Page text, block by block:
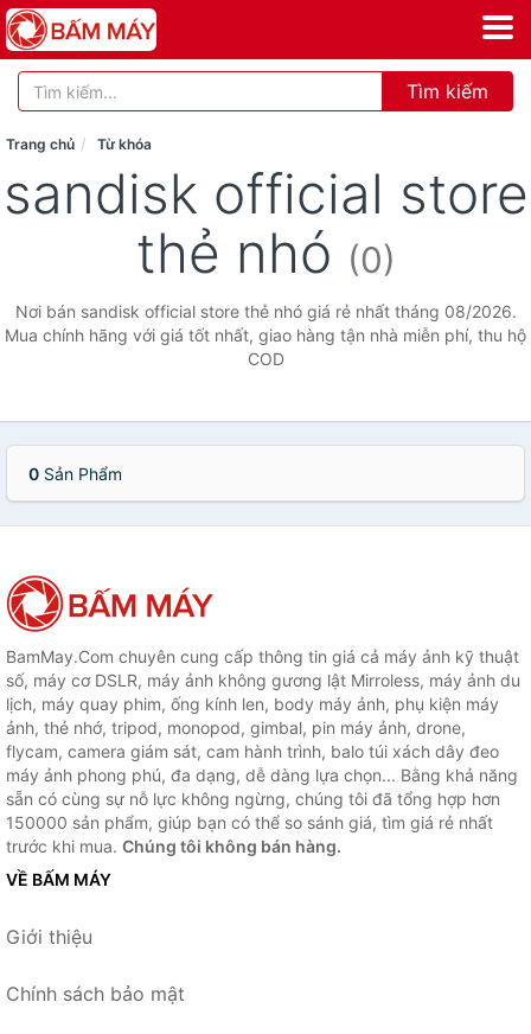
Tìm kiếm
Trang chủ Từ khóa
sandisk official store
thẻ nhó (0)
Nơi bán sandisk official store thẻ nhó giá rẻ nhất tháng 08/2026.
Mua chính hãng với giá tốt nhất, giao hàng tận nhà miễn phí, thu hộ
COD
0 Sản Phẩm
BamMay.Com chuyên cung cấp thông tin giá cả máy ảnh kỹ thuật
số, máy cơ DSLR, máy ảnh không gương lật Mirroless, máy ảnh du
lịch, máy quay phim, ống kính len, body máy ảnh, phụ kiện máy
ảnh, thẻ nhớ, tripod, monopod, gimbal, pin máy ảnh, drone,
flycam, camera giám sát, cam hành trình, balo túi xách dây đeo
máy ảnh phong phú, đa dạng, dễ dàng lựa chọn... Bằng khả năng
sẵn có cùng sự nỗ lực không ngừng, chúng tôi đã tổng hợp hơn
150000 sản phẩm, giúp bạn có thể so sánh giá, tìm giá rẻ nhất
trước khi mua. Chúng tôi không bán hàng.
VỀ BẤM MÁY
Giới thiệu
Chính sách bảo mật